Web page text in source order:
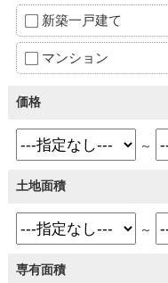
新築一戸建て
マンション
価格
～
土地面積
～
専有面積